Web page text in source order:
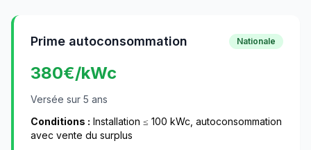
Prime autoconsommation Nationale
380€/kWc
Versée sur 5 ans
Conditions : Installation ≤ 100 kWc, autoconsommation
avec vente du surplus